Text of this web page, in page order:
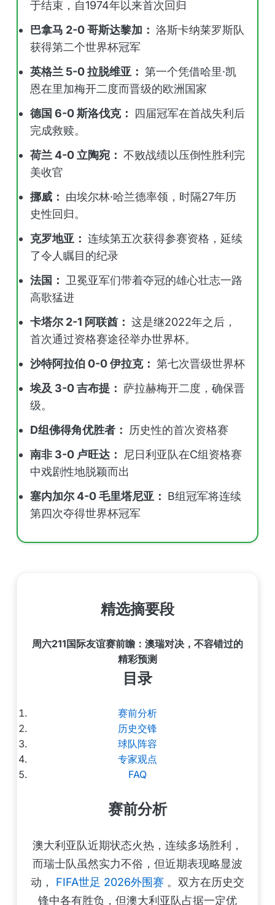
于结束，自1974年以来首次回归
巴拿马 2-0 哥斯达黎加： 洛斯卡纳莱罗斯队
获得第二个世界杯冠军
英格兰 5-0 拉脱维亚： 第一个凭借哈里·凯
恩在里加梅开二度而晋级的欧洲国家
德国 6-0 斯洛伐克： 四届冠军在首战失利后
完成救赎。
荷兰 4-0 立陶宛： 不败战绩以压倒性胜利完
美收官
挪威： 由埃尔林·哈兰德率领，时隔27年历
史性回归。
克罗地亚： 连续第五次获得参赛资格，延续
了令人瞩目的纪录
法国： 卫冕亚军们带着夺冠的雄心壮志一路
高歌猛进
卡塔尔 2-1 阿联酋： 这是继2022年之后，
首次通过资格赛途径举办世界杯。
沙特阿拉伯 0-0 伊拉克： 第七次晋级世界杯
埃及 3-0 吉布提： 萨拉赫梅开二度，确保晋
级。
D组佛得角优胜者： 历史性的首次资格赛
南非 3-0 卢旺达：
尼日利亚队在C组资格赛
中戏剧性地脱颖而出
塞内加尔 4-0 毛里塔尼亚： B组冠军将连续
第四次夺得世界杯冠军
精选摘要段
周六211国际友谊赛前瞻：澳瑞对决，不容错过的
精彩预测
目录
赛前分析
历史交锋
球队阵容
专家观点
FAQ
赛前分析
澳大利亚队近期状态火热，连续多场胜利，
而瑞士队虽然实力不俗，但近期表现略显波
动， FIFA世足 2026外围赛 。双方在历史交
锋中各有胜负，但澳大利亚队占据一定优